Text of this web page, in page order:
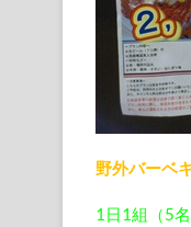
野外バーベ
1日1組（5